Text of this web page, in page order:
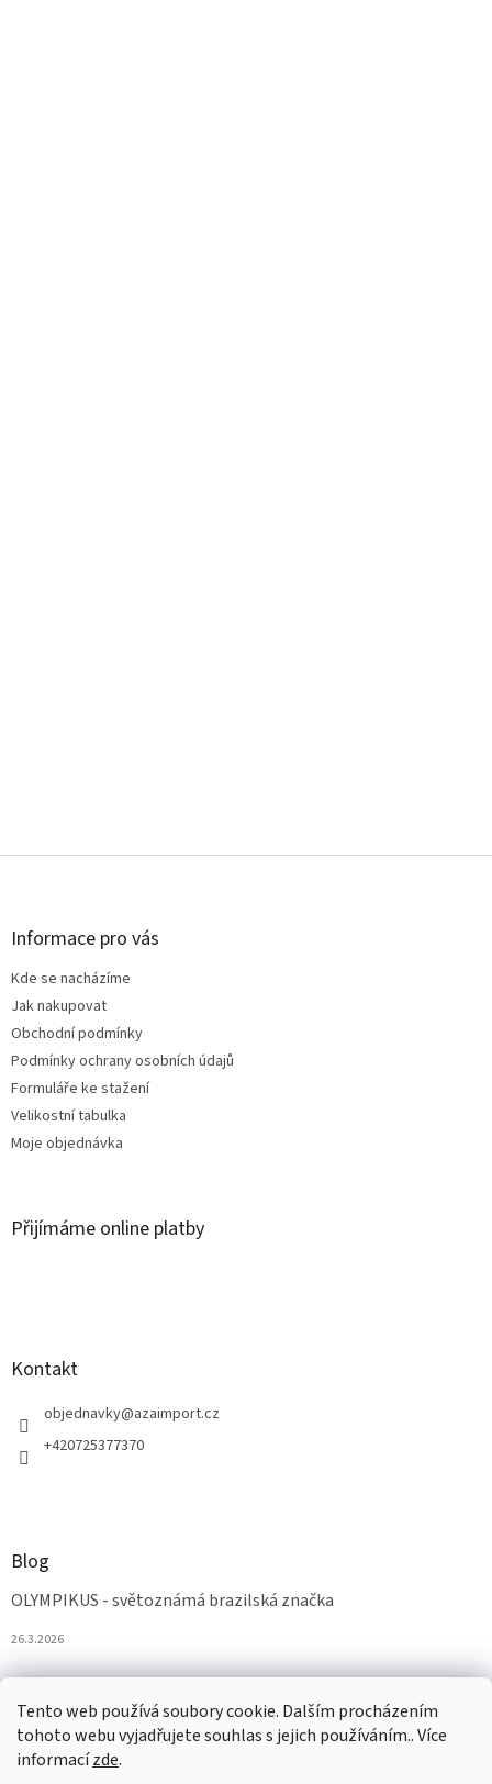
Tento web používá soubory cookie. Dalším procházením
tohoto webu vyjadřujete souhlas s jejich používáním.. Více
informacízde.
Z
Informace pro vás
Kde se nacházíme
Jak nakupovat
Obchodní podmínky
Podmínky ochrany osobních údajů
Formuláře ke stažení
Velikostní tabulka
Moje objednávka
Přijímáme online platby
Kontakt
objednavky@azaimport.cz
+420725377370
Blog
OLYMPIKUS - světoznámá brazilská značka
26.3.2026